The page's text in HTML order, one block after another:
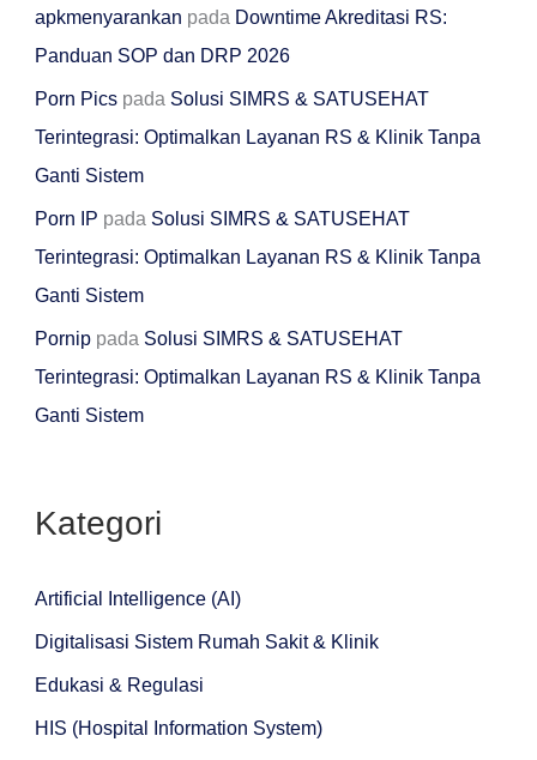
apkmenyarankan pada Downtime Akreditasi RS:
Panduan SOP dan DRP 2026
Porn Picspada Solusi SIMRS & SATUSEHAT
Terintegrasi: Optimalkan Layanan RS & Klinik Tanpa
Ganti Sistem
Porn IP pada Solusi SIMRS & SATUSEHAT
Terintegrasi: Optimalkan Layanan RS & Klinik Tanpa
Ganti Sistem
Pornippada Solusi SIMRS & SATUSEHAT
Terintegrasi: Optimalkan Layanan RS & Klinik Tanpa
Ganti Sistem
Kategori
Artificial Intelligence (AI)
Digitalisasi Sistem Rumah Sakit & Klinik
Edukasi & Regulasi
HIS (Hospital Information System)